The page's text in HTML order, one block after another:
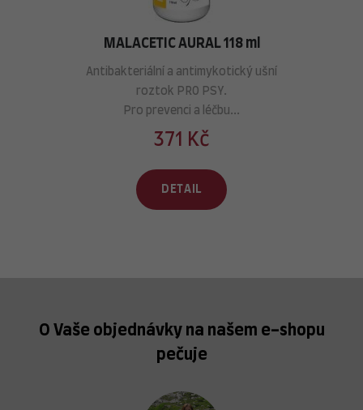
MALACETIC AURAL 118 ml
Antibakteriální a antimykotický ušní
roztok PRO PSY.
Pro prevenci a léčbu...
371 Kč
DETAIL
O Vaše objednávky na našem e-shopu
pečuje